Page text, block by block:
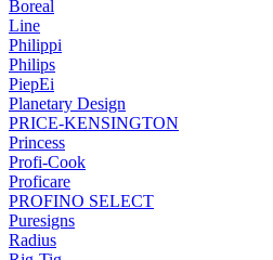
Boreal
Line
Philippi
Philips
PiepEi
Planetary Design
PRICE-KENSINGTON
Princess
Profi-Cook
Proficare
PROFINO SELECT
Puresigns
Radius